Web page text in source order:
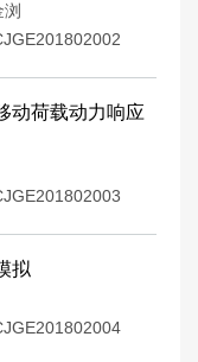
动荷载动力响应
拟